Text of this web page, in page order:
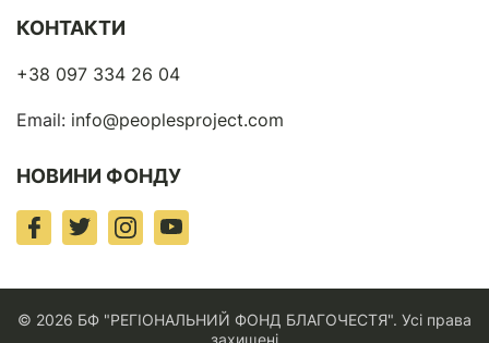
КОНТАКТИ
+38 097 334 26 04
Email: info@peoplesproject.com
НОВИНИ ФОНДУ
© 2026 БФ "РЕГІОНАЛЬНИЙ ФОНД БЛАГОЧЕСТЯ". Усі права
захищені